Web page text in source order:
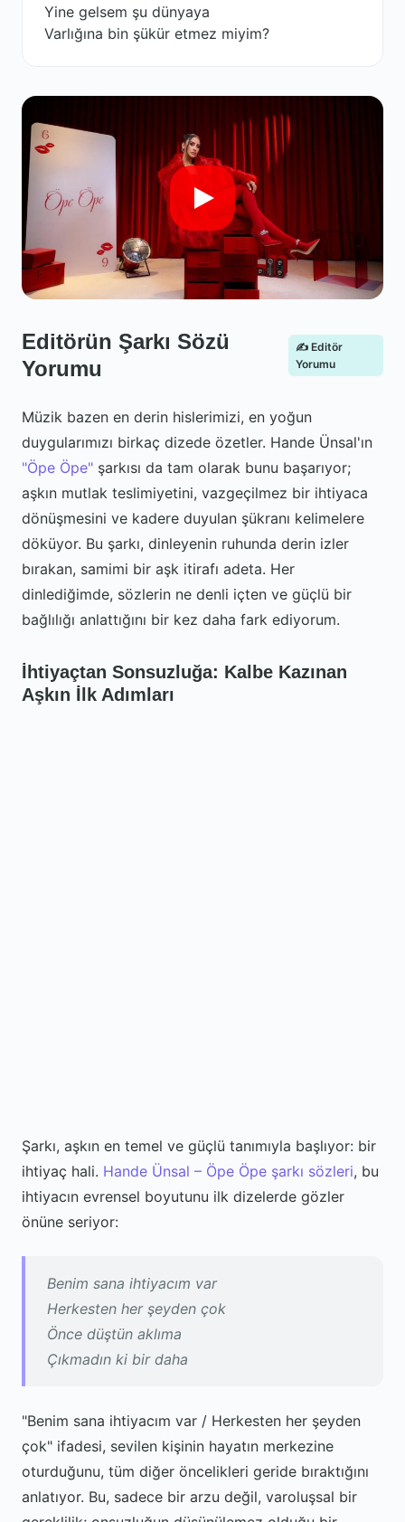
Yine gelsem şu dünyaya
Varlığına bin şükür etmez miyim?
Editörün Şarkı Sözü
Yorumu
✍️ Editör
Yorumu
Müzik bazen en derin hislerimizi, en yoğun
duygularımızı birkaç dizede özetler. Hande Ünsal'ın
"Öpe Öpe" şarkısı da tam olarak bunu başarıyor;
aşkın mutlak teslimiyetini, vazgeçilmez bir ihtiyaca
dönüşmesini ve kadere duyulan şükranı kelimelere
döküyor. Bu şarkı, dinleyenin ruhunda derin izler
bırakan, samimi bir aşk itirafı adeta. Her
dinlediğimde, sözlerin ne denli içten ve güçlü bir
bağlılığı anlattığını bir kez daha fark ediyorum.
İhtiyaçtan Sonsuzluğa: Kalbe Kazınan
Aşkın İlk Adımları
Şarkı, aşkın en temel ve güçlü tanımıyla başlıyor: bir
ihtiyaç hali. Hande Ünsal – Öpe Öpe şarkı sözleri, bu
ihtiyacın evrensel boyutunu ilk dizelerde gözler
önüne seriyor:
Benim sana ihtiyacım var
Herkesten her şeyden çok
Önce düştün aklıma
Çıkmadın ki bir daha
"Benim sana ihtiyacım var / Herkesten her şeyden
çok" ifadesi, sevilen kişinin hayatın merkezine
oturduğunu, tüm diğer öncelikleri geride bıraktığını
anlatıyor. Bu, sadece bir arzu değil, varoluşsal bir